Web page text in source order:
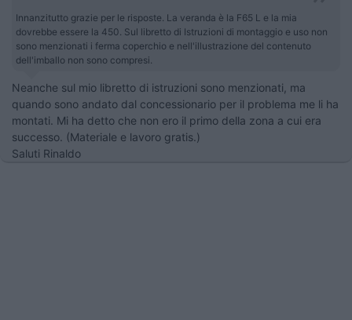
Innanzitutto grazie per le risposte. La veranda è la F65 L e la mia
dovrebbe essere la 450. Sul libretto di Istruzioni di montaggio e uso non
sono menzionati i ferma coperchio e nell'illustrazione del contenuto
dell'imballo non sono compresi.
Neanche sul mio libretto di istruzioni sono menzionati, ma
quando sono andato dal concessionario per il problema me li ha
montati. Mi ha detto che non ero il primo della zona a cui era
successo. (Materiale e lavoro gratis.)
Saluti Rinaldo